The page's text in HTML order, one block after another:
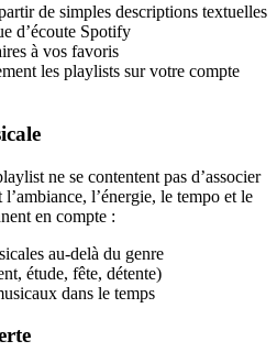
de simples descriptions textuelles
d’écoute Spotify
à vos favoris
les playlists sur votre compte
ne se contentent pas d’associer
l’énergie, le tempo et le
en compte :
au-delà du genre
étude, fête, détente)
dans le temps